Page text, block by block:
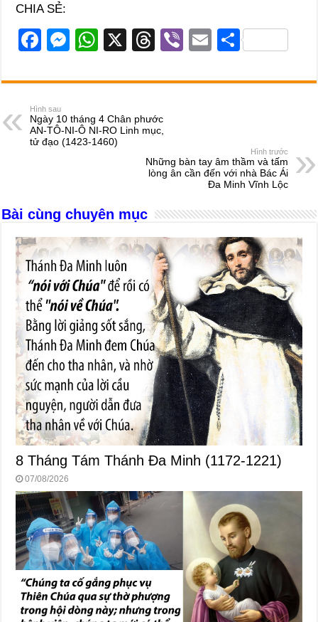
CHIA SẺ:
F
c
e
b
o
M
ss
e
n
g
W
at
s
A
p
X
T
e
a
d
s
Vi
er
E
ail
S
ar
Hình sau
Ngày 10 tháng 4 Chân phước
AN-TÔ-NI-Ô NI-RO Linh mục,
tử đạo (1423-1460)
Hình trước
Những bàn tay âm thầm và tấm
lòng ân cần đến với nhà Bác Ái
Đa Minh Vĩnh Lộc
Bài cùng chuyên mục
8 Tháng Tám Thánh Ða Minh (1172-1221)
07/08/2026